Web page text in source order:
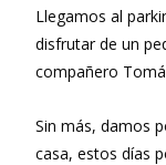
Llegamos al
disfrutar de un
compañero
Sin más, damos
casa, estos días